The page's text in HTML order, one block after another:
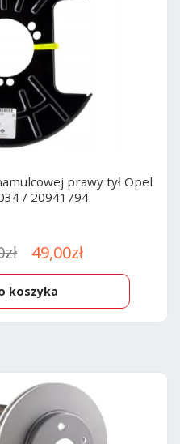
prawy tył Opel
/ 20941794
zł
Pierwotna
cena
wynosiła:
49,00złAktualna
cena
wynosi:
koszyka